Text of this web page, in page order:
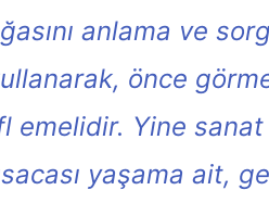
anlama ve
önce
emelidir. Yine
yaşama ait,